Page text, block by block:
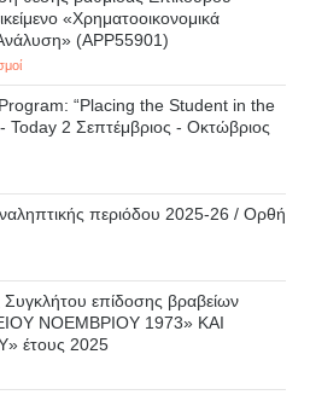
«Χρηματοοικονομικά
(APP55901)
“Placing the Student in the
2 Σεπτέμβριος - Οκτώβριος
περιόδου 2025-26 / Ορθή
επίδοσης βραβείων
ΝΟΕΜΒΡΙΟΥ 1973» ΚΑΙ
έτους 2025